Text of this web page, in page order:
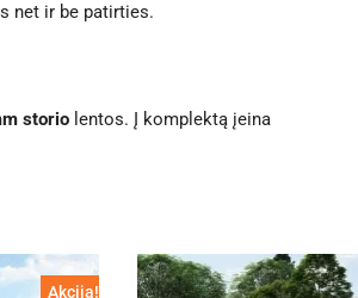
net ir be patirties.
storio lentos. Į komplektą įeina
Akcija!